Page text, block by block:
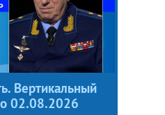
Вертикальный
02.08.2026